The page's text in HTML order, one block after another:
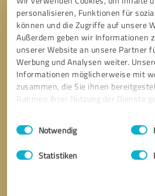
personalisieren, Funktionen für
können und die Zugriffe auf unsere
Außerdem geben wir Informationen
unserer Website an unsere Partner
Werbung und Analysen weiter.
Informationen möglicherweise mit
zusammen, die Sie ihnen
Rahmen Ihrer Nutzung der Dienste
Impressum
Einwilligungsauswahl
Notwendig
Statistiken